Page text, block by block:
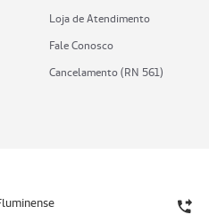
Loja de Atendimento
Fale Conosco
Cancelamento (RN 561)